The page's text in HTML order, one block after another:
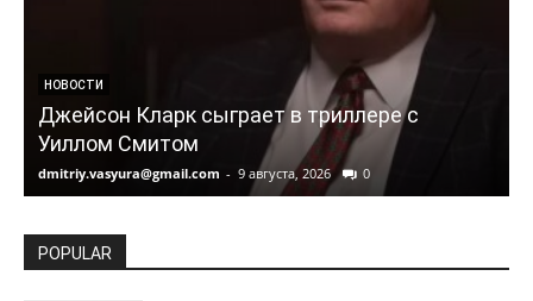
НОВОСТИ
Джейсон Кларк сыграет в триллере с
Уиллом Смитом
dmitriy.vasyura@gmail.com - 9 августа, 2026 0
POPULAR